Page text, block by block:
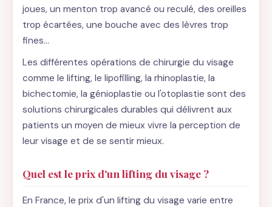
joues, un menton trop avancé ou reculé, des oreilles
trop écartées, une bouche avec des lèvres trop
fines...
Les différentes opérations de chirurgie du visage
comme le lifting, le lipofilling, la rhinoplastie, la
bichectomie, la génioplastie ou l'otoplastie sont des
solutions chirurgicales durables qui délivrent aux
patients un moyen de mieux vivre la perception de
leur visage et de se sentir mieux.
Quel est le prix d'un lifting du visage ?
En France, le prix d'un lifting du visage varie entre